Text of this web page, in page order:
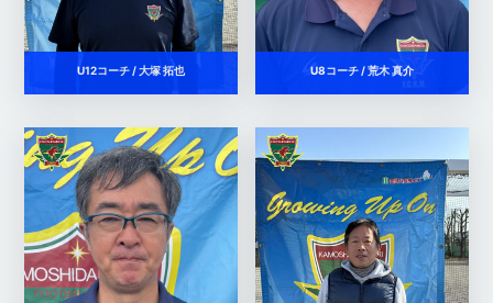
U12コーチ / 大塚 拓也 U8コーチ / 荒木 真介